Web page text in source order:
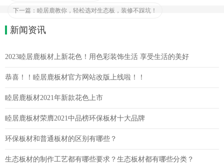
下一篇： 睦居鹿教你，轻松选对生态板，装修不踩坑！
新闻资讯
2023睦居鹿板材上新花色！用色彩装饰生活 享受生活的美好
恭喜！！睦居鹿板材官方网站改版上线啦！！
睦居鹿板材2021年新款花色上市
睦居鹿板材荣膺2021中品榜环保板材十大品牌
环保板材和普通板材的区别有哪些？
生态板材的制作工艺都有哪些要求？生态板材都有哪些分类？